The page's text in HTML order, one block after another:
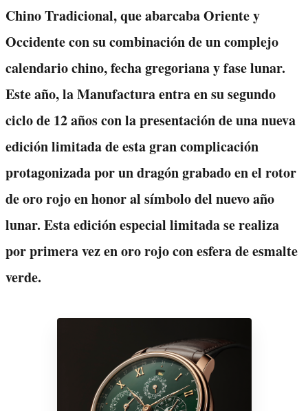
Chino Tradicional, que abarcaba Oriente y
Occidente con su combinación de un complejo
calendario chino, fecha gregoriana y fase lunar.
Este año, la Manufactura entra en su segundo
ciclo de 12 años con la presentación de una nueva
edición limitada de esta gran complicación
protagonizada por un dragón grabado en el rotor
de oro rojo en honor al símbolo del nuevo año
lunar. Esta edición especial limitada se realiza
por primera vez en oro rojo con esfera de esmalte
verde.